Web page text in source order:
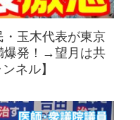
・玉木代表が東京
爆発！→望月は共
ネル】